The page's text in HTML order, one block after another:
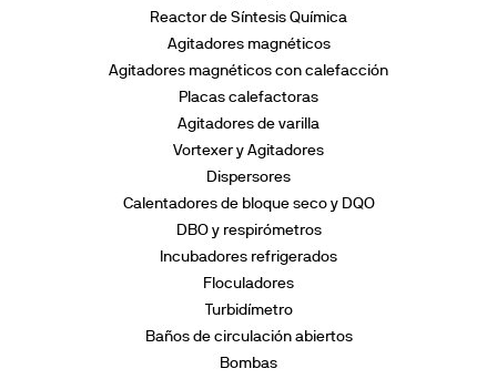
Reactor de Síntesis Química
Agitadores magnéticos
Agitadores magnéticos con calefacción
Placas calefactoras
Agitadores de varilla
Vortexer y Agitadores
Dispersores
Calentadores de bloque seco y DQO
DBO y respirómetros
Incubadores refrigerados
Floculadores
Turbidímetro
Baños de circulación abiertos
Bombas